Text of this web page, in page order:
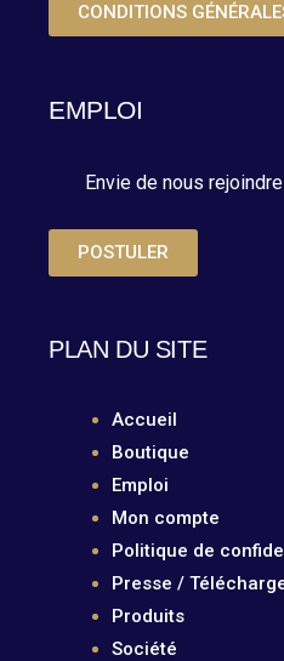
CONDITIONS
EMPLOI
Envie de nous
POSTULER
PLAN DU SITE
Accueil
Boutique
Emploi
Mon compte
Politique de
Presse /
Produits
Société